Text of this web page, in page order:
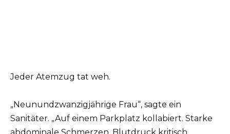
Jeder Atemzug tat weh.
„Neunundzwanzigjährige Frau“, sagte ein
Sanitäter. „Auf einem Parkplatz kollabiert. Starke